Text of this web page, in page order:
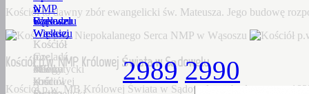
Kościół to dawny zbór ewangelicki św. Mateusza. Jego budowę
Kościół p.w. NMP Królowej Świata w Sądowelu
Kościół p.w. MB Królowej Świata w Sądowelu wybudowany w
w
Czeladzi
Wielkiej
Czeladź
Wielka
–
NMP
w
Wąsoszu
Neogotycki
kościół
w
Wąsoszu
Kościół
to
dawny
zbór
w
Sądowelu
Kościół
p.w.
MB
Królowej
2989 2990